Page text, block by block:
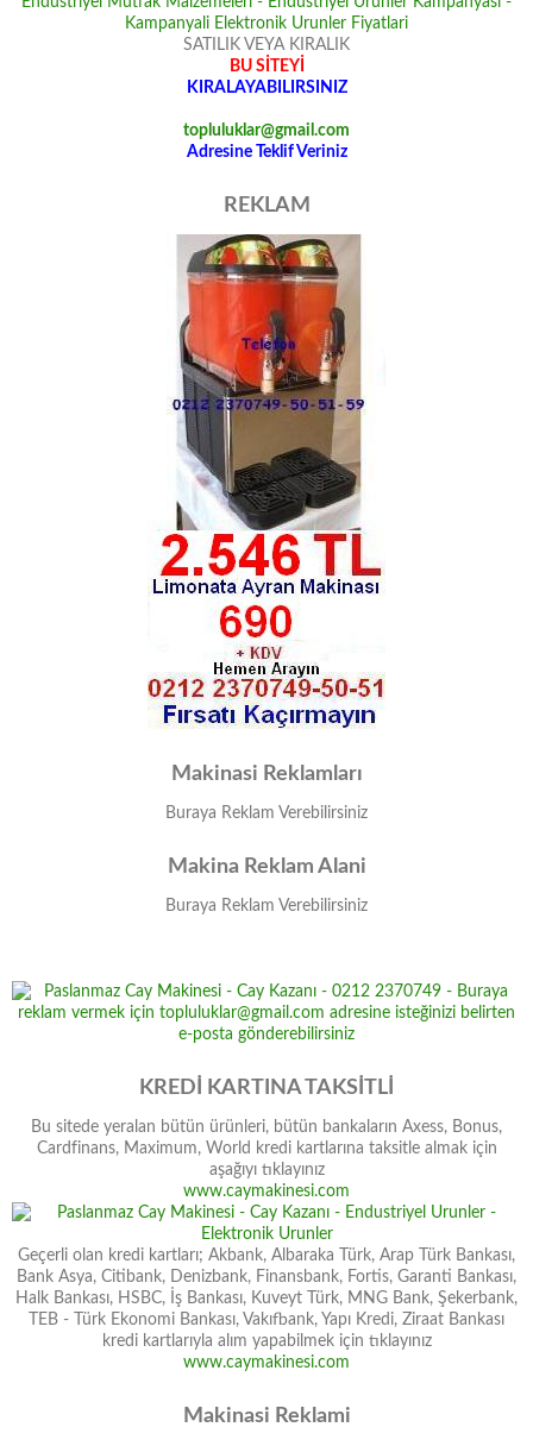
SATILIK VEYA KIRALIK
BU SİTEYİ
KIRALAYABILIRSINIZ
topluluklar@gmail.com
Adresine Teklif Veriniz
REKLAM
Makinasi Reklamları
Buraya Reklam Verebilirsiniz
Makina Reklam Alani
Buraya Reklam Verebilirsiniz
KREDİ KARTINA TAKSİTLİ
Bu sitede yeralan bütün ürünleri, bütün bankaların Axess, Bonus,
Cardfinans, Maximum, World kredi kartlarına taksitle almak için
aşağıyı tıklayınız
www.caymakinesi.com
Geçerli olan kredi kartları; Akbank, Albaraka Türk, Arap Türk Bankası,
Bank Asya, Citibank, Denizbank, Finansbank, Fortis, Garanti Bankası,
Halk Bankası, HSBC, İş Bankası, Kuveyt Türk, MNG Bank, Şekerbank,
TEB - Türk Ekonomi Bankası, Vakıfbank, Yapı Kredi, Ziraat Bankası
kredi kartlarıyla alım yapabilmek için tıklayınız
www.caymakinesi.com
Makinasi Reklami